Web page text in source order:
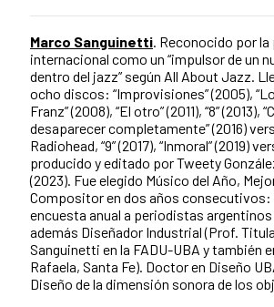
Marco Sanguinetti . Reconocido por
internacional como un “impulsor de un
dentro del jazz” según All About Jazz.
ocho discos: “Improvisiones” (2005),
Franz” (2008), “El otro” (2011), “8” (2013),
desaparecer completamente” (2016)
Radiohead, “9” (2017), “Inmoral” (2019)
producido y editado por Tweety
(2023). Fue elegido Músico del Año,
Compositor en dos años consecutivos:
encuesta anual a periodistas argentinos
además Diseñador Industrial (Prof.
Sanguinetti en la FADU-UBA y también
Rafaela, Santa Fe). Doctor en Diseño
Diseño de la dimensión sonora de los